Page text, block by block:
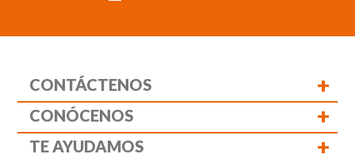
CONTÁCTENOS +
CONÓCENOS +
TE AYUDAMOS +